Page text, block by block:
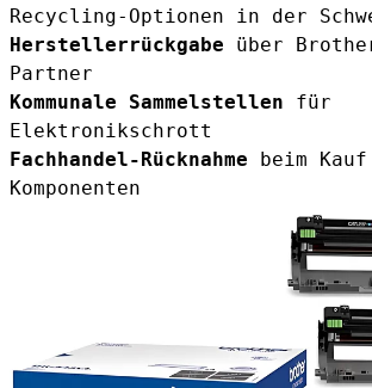
Recycling-Optionen in der
Herstellerrückgabe über
Partner
Kommunale Sammelstellen für
Elektronikschrott
Fachhandel-Rücknahme beim
Komponenten